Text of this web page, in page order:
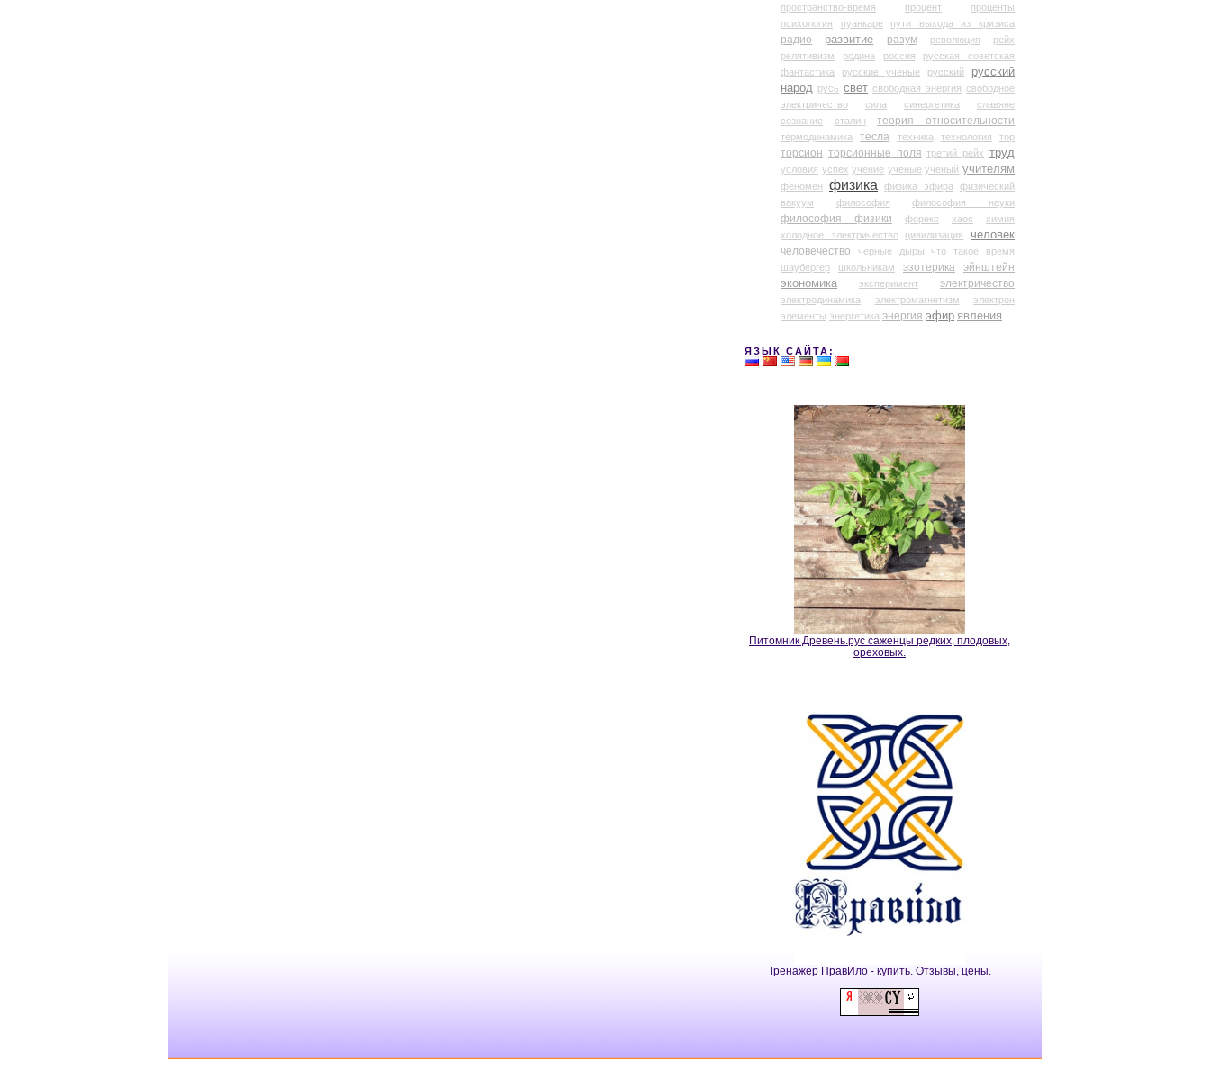
пространство-время
процент
проценты
психология
пуанкаре пути выхода из кризиса
радио развитие разум революция
рейх
релятивизм
родина россия
русская советская
фантастика
русские ученые русский
русский
народ русь свет свободная энергия свободное
электричество
сила синергетика
славяне
сознание
сталин теория относительности
термодинамика тесла техника технология тор
торсион торсионные поля третий рейх труд
условия успех учение ученые ученый учителям
феномен физика физика эфира
физический
вакуум
философия философия науки
философия физики форекс хаос
химия
холодное электричество
цивилизация человек
человечество черные дыры
что такое время
шаубергер
школьникам эзотерика
эйнштейн
экономика
эксперимент электричество
электродинамика электромагнетизм
электрон
элементы энергетика энергия эфир явления
ЯЗЫК САЙТА:
Питомник Древень.рус саженцы редких, плодовых,
ореховых.
Тренажёр ПравИло - купить. Отзывы, цены.